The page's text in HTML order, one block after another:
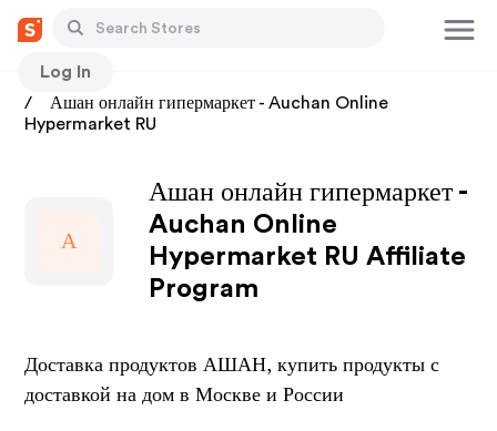
Log In
Stores
Ашан онлайн гипермаркет - Auchan Online
Hypermarket RU
А
Ашан онлайн гипермаркет -
Auchan Online
Hypermarket RU Affiliate
Program
Доставка продуктов АШАН, купить продукты с
доставкой на дом в Москве и России